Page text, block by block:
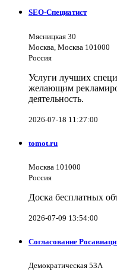
SEO-Специатист
Мясницкая 30
Москва, Москва 101000
Россия
Услуги лучших
желающим
деятельность.
2026-07-18 11:27:00
tomot.ru
Москва 101000
Россия
Доска бесплатных
2026-07-09 13:54:00
Согласование
Демократическая 53А